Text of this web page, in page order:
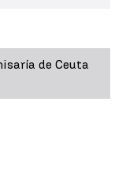
de Ceuta